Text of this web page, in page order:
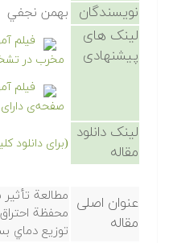
نویسندگان بهمن نجفي
لینک های
پیشنهادی
فیلم
مخرب در
فیلم
صفحه‌ی
لینک دانلود
مقاله
(برای دانلود
عنوان اصلی
مقاله
مطالعة
محفظة
توزيع دماي